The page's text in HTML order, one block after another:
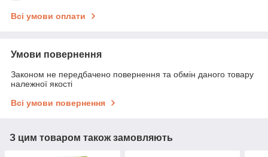
Всі умови оплати
Умови повернення
Законом не передбачено повернення та обмін даного товару
належної якості
Всі умови повернення
З цим товаром також замовляють